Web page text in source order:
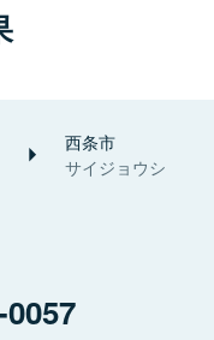
西条市
サイジョウシ